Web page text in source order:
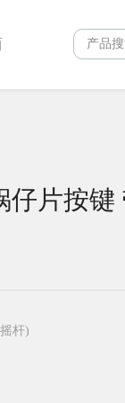
仔片按键
杆)